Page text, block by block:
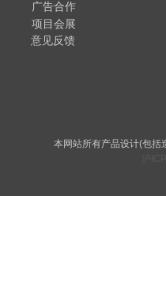
项目会展
广告合作
意见反馈
本网站所有产品设计(包括